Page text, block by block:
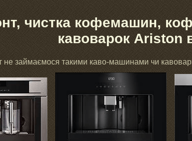
чистка кофемашин,
кавоварок Ariston
займаємося такими каво-машинами чи